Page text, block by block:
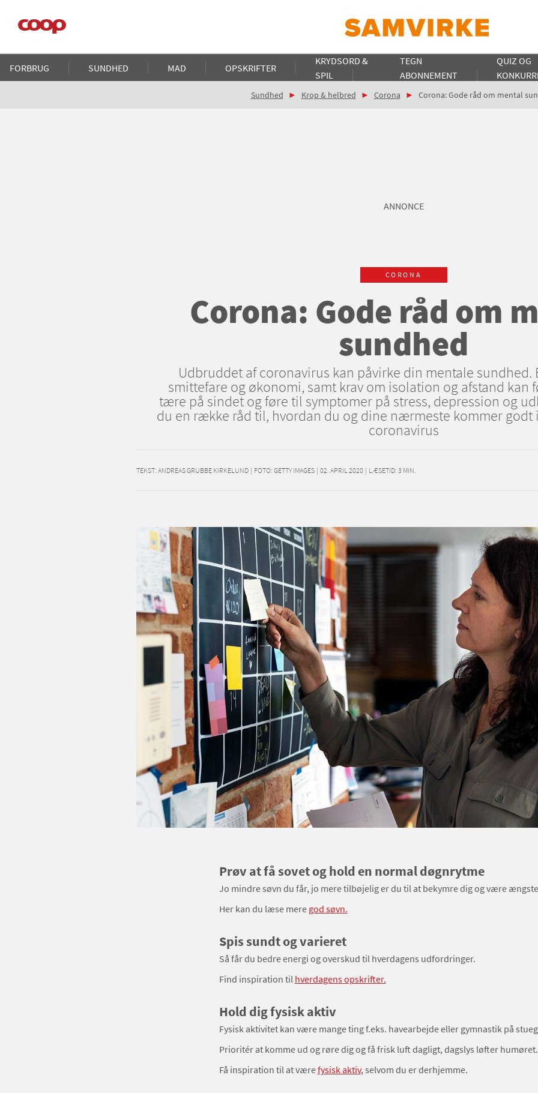
hovedindhold
Main
navigation
FORBRUG SUNDHED MAD OPSKRIFTER
KRYDSORD &
SPIL
TEGN
ABONNEMENT
QUIZ OG
Brødkrumme
Sundhed Krop & helbred Corona Corona: Gode råd om mental
ANNONCE
CORONA
Corona: Gode råd om
sundhed
Udbruddet af coronavirus kan påvirke din mentale sundhed.
smittefare og økonomi, samt krav om isolation og afstand kan
tære på sindet og føre til symptomer på stress, depression og
du en række råd til, hvordan du og dine nærmeste kommer godt
coronavirus
TEKST: ANDREAS GRUBBE KIRKELUND | FOTO: GETTY IMAGES | 02. APRIL 2020 | LÆSETID: 3 MIN.
Prøv at få sovet og hold en normal døgnrytme
Jo mindre søvn du får, jo mere tilbøjelig er du til at bekymre dig og være
Her kan du læse mere god søvn.
Spis sundt og varieret
Så får du bedre energi og overskud til hverdagens udfordringer.
Find inspiration til hverdagens opskrifter.
Hold dig fysisk aktiv
Fysisk aktivitet kan være mange ting f.eks. havearbejde eller gymnastik på
Prioritér at komme ud og røre dig og få frisk luft dagligt, dagslys løfter humøret.
Få inspiration til at værefysisk aktiv, selvom du er derhjemme.